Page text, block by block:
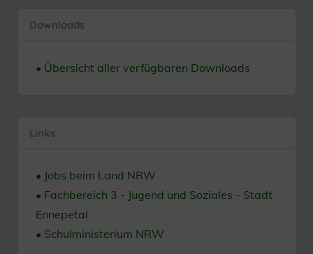
Downloads
• Übersicht aller verfügbaren Downloads
Links
• Jobs beim Land NRW
• Fachbereich 3 - Jugend und Soziales - Stadt
Ennepetal
• Schulministerium NRW